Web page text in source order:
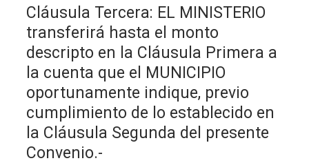
Cláusula Tercera: EL MINISTERIO
transferirá hasta el monto
descripto en la Cláusula Primera a
la cuenta que el MUNICIPIO
oportunamente indique, previo
cumplimiento de lo establecido en
la Cláusula Segunda del presente
Convenio.-